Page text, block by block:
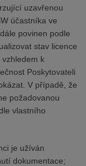
uzavřenou
účastníka ve
povinen podle
stav licence
k
Poskytovateli
V případě, že
požadovanou
vlastního
je užíván
dokumentace;